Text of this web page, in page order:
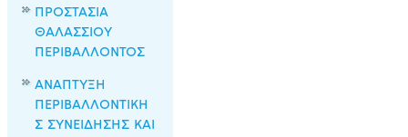
ΠΡΟΣΤΑΣΙΑ
ΘΑΛΑΣΣΙΟΥ
ΠΕΡΙΒΑΛΛΟΝΤΟΣ
ΑΝΑΠΤΥΞΗ
ΠΕΡΙΒΑΛΛΟΝΤΙΚΗ
Σ ΣΥΝΕΙΔΗΣΗΣ ΚΑΙ